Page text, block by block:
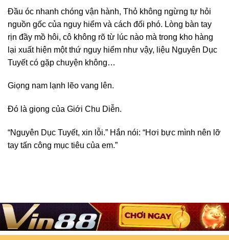
Đầu óc nhanh chóng vận hành, Thỏ không ngừng tự hỏi
nguồn gốc của nguy hiểm và cách đối phó. Lòng bàn tay
rịn đầy mồ hôi, cô không rõ từ lúc nào mà trong kho hàng
lại xuất hiện một thứ nguy hiểm như vậy, liệu Nguyên Dục
Tuyết có gặp chuyện không…
Giọng nam lạnh lẽo vang lên.
Đó là giọng của Giới Chu Diễn.
“Nguyên Dục Tuyết, xin lỗi.” Hắn nói: “Hơi bực mình nên lỡ
tay tấn công mục tiêu của em.”